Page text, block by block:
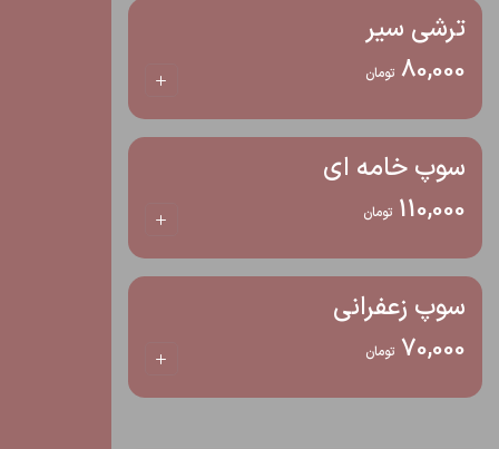
ترشی سیر
80,000 تومان
سوپ خامه ای
110,000 تومان
سوپ زعفرانی
70,000 تومان